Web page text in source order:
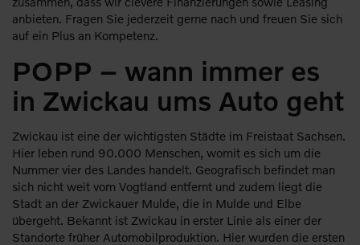
anbieten. Fragen Sie jederzeit gerne nach und freuen Sie sich
auf ein Plus an Kompetenz.
POPP – wann immer es
in Zwickau ums Auto geht
Zwickau ist eine der wichtigsten Städte im Freistaat Sachsen.
Hier leben rund 90.000 Menschen, womit es sich um die
Nummer vier des Landes handelt. Geografisch befindet man
sich nicht weit vom Vogtland entfernt und zudem liegt die
Stadt an der Zwickauer Mulde, die in Mulde und Elbe
übergeht. Bekannt ist Zwickau in erster Linie als einer der
Standorte früher Automobilproduktion. Hier wurden die ersten